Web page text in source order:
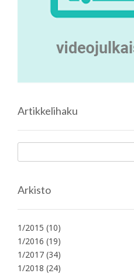
Artikkelihaku
Arkisto
1/2015 (10)
1/2016 (19)
1/2017 (34)
1/2018 (24)